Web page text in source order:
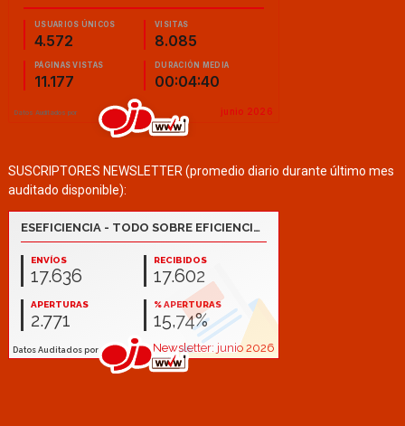
SUSCRIPTORES NEWSLETTER (promedio diario durante último mes
auditado disponible):